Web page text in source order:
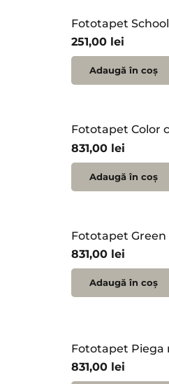
Fototapet
251,00 lei
Adaugă în coș
Fototapet Color
831,00 lei
Adaugă în coș
Fototapet Green
831,00 lei
Adaugă în coș
Fototapet Piega
831,00 lei